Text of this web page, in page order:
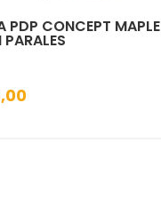
PDP CONCEPT MAPLE